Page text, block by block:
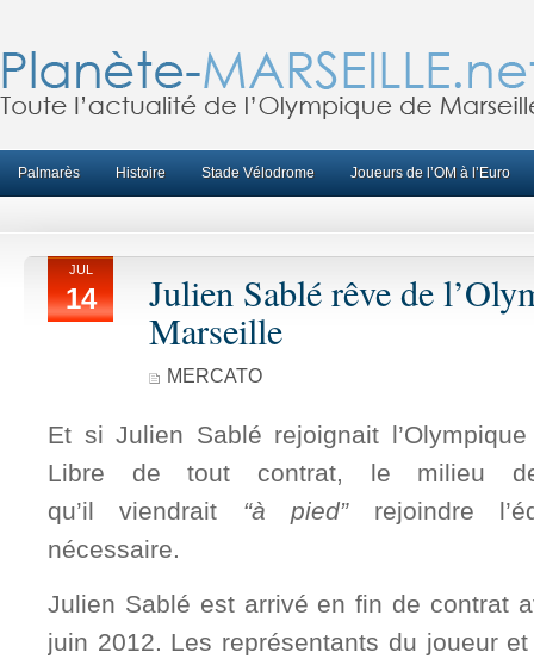
Palmarès Histoire Stade Vélodrome Joueurs de l’OM à l’Euro
JUL
14 Julien Sablé rêve de
Marseille
MERCATO
Et si Julien Sablé rejoignait
Libre de tout contrat, le milieu
qu’il viendrait “à pied”rejoindre
nécessaire.
Julien Sablé est arrivé en fin de contrat
juin 2012. Les représentants du joueur